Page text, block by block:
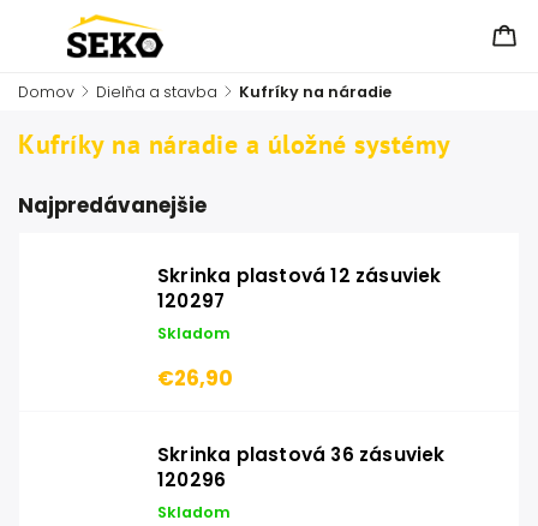
Domov / Dielňa a stavba / Kufríky na náradie
Kufríky na náradie a úložné systémy
Najpredávanejšie
Skrinka plastová 12 zásuviek
120297
Skladom
€26,90
Skrinka plastová 36 zásuviek
120296
Skladom